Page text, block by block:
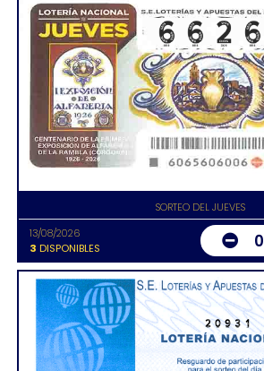
SORTEO DEL JUEVES
13/08/2026
3 DISPONIBLES 0
20931